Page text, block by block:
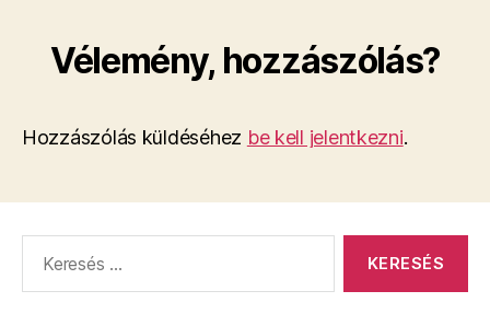
Vélemény, hozzászólás?
Hozzászólás küldéséhez be kell jelentkezni.